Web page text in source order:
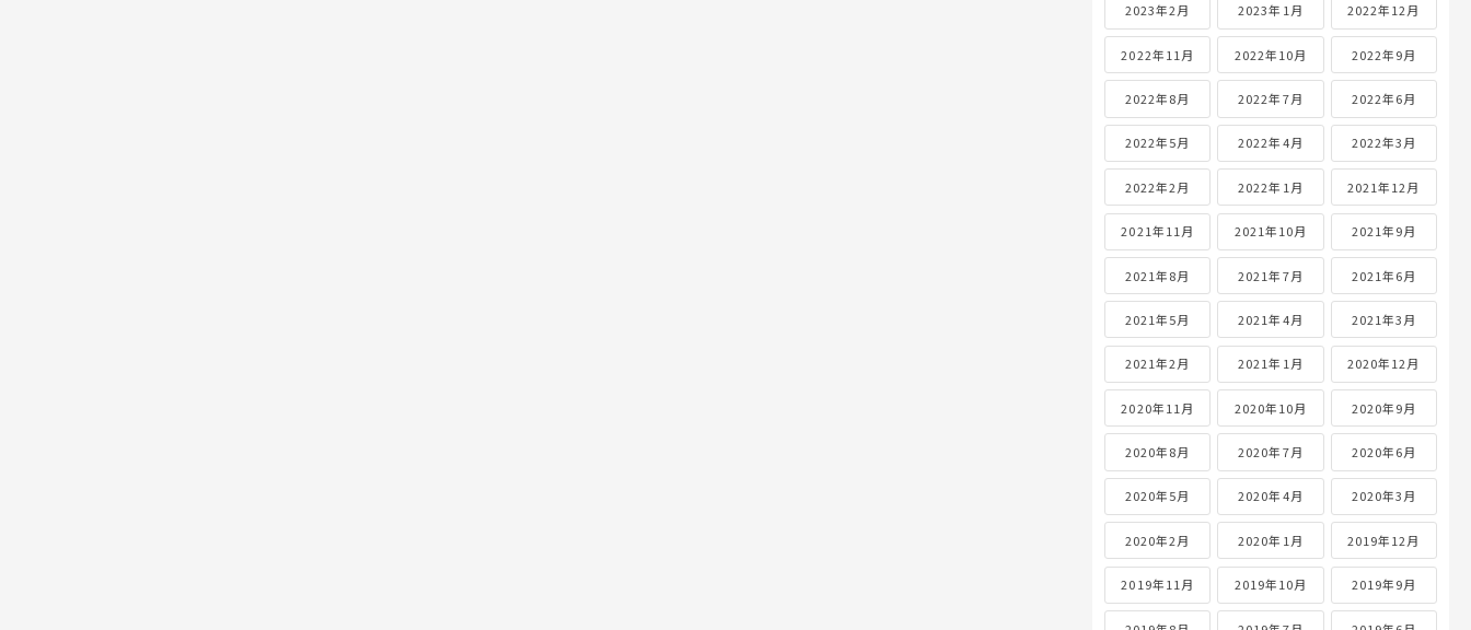
2023年2月 2023年1月 2022年12月
2022年11月 2022年10月 2022年9月
2022年8月 2022年7月 2022年6月
2022年5月 2022年4月 2022年3月
2022年2月 2022年1月 2021年12月
2021年11月 2021年10月 2021年9月
2021年8月 2021年7月 2021年6月
2021年5月 2021年4月 2021年3月
2021年2月 2021年1月 2020年12月
2020年11月 2020年10月 2020年9月
2020年8月 2020年7月 2020年6月
2020年5月 2020年4月 2020年3月
2020年2月 2020年1月 2019年12月
2019年11月 2019年10月 2019年9月